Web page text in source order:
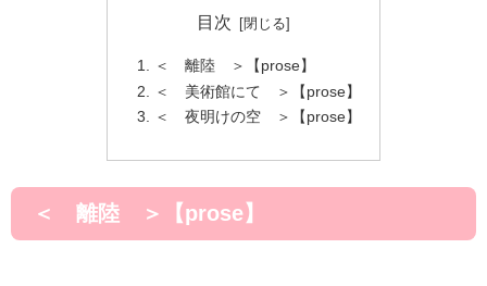
目次
＜ 離陸 ＞【prose】
＜ 美術館にて ＞【prose】
＜ 夜明けの空 ＞【prose】
＜ 離陸 ＞【prose】